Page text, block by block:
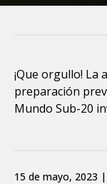
¡Que orgullo! La
preparación
Mundo Sub-20
15 de mayo, 2023